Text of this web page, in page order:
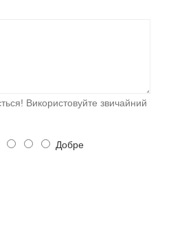
Використовуйте звичайний
Добре